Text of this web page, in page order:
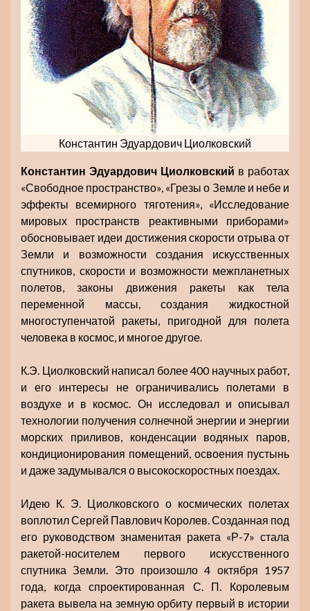
Константин Эдуардович Циолковский
Константин Эдуардович Циолковский в работах
«Свободное пространство», «Грезы о Земле и небе и
эффекты всемирного тяготения», «Исследование
мировых пространств реактивными приборами»
обосновывает идеи достижения скорости отрыва от
Земли и возможности создания искусственных
спутников, скорости и возможности межпланетных
полетов, законы движения ракеты как тела
переменной массы, создания жидкостной
многоступенчатой ракеты, пригодной для полета
человека в космос, и многое другое.
К.Э. Циолковский написал более 400 научных работ,
и его интересы не ограничивались полетами в
воздухе и в космос. Он исследовал и описывал
технологии получения солнечной энергии и энергии
морских приливов, конденсации водяных паров,
кондиционирования помещений, освоения пустынь
и даже задумывался о высокоскоростных поездах.
Идею К. Э. Циолковского о космических полетах
воплотил Сергей Павлович Королев. Созданная под
его руководством знаменитая ракета «Р-7» стала
ракетой-носителем первого искусственного
спутника Земли. Это произошло 4 октября 1957
года, когда спроектированная С. П. Королевым
ракета вывела на земную орбиту первый в истории